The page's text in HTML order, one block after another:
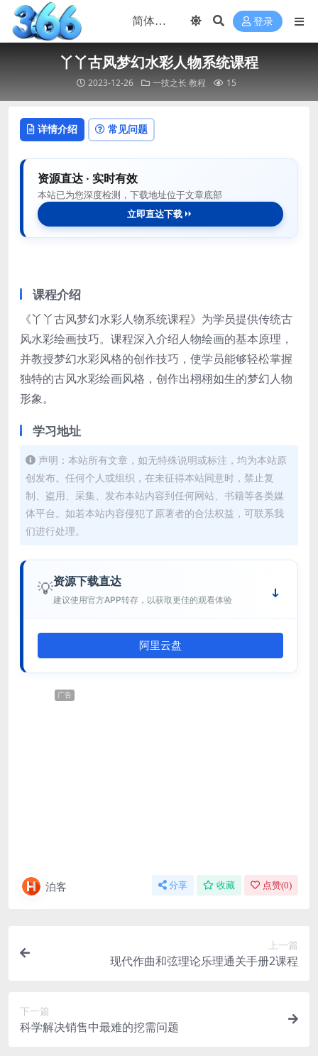
登录
丫丫古风梦幻水彩人物系统课程
2023-12-26 一技之长 教程 15
详情介绍 常见问题
资源直达 · 实时有效
本站已为您深度检测，下载地址位于文章底部
立即直达下载
课程介绍
《丫丫古风梦幻水彩人物系统课程》为学员提供传统古
风水彩绘画技巧。课程深入介绍人物绘画的基本原理，
并教授梦幻水彩风格的创作技巧，使学员能够轻松掌握
独特的古风水彩绘画风格，创作出栩栩如生的梦幻人物
形象。
学习地址
声明：本站所有文章，如无特殊说明或标注，均为本站原
创发布。任何个人或组织，在未征得本站同意时，禁止复
制、盗用、采集、发布本站内容到任何网站、书籍等各类媒
体平台。如若本站内容侵犯了原著者的合法权益，可联系我
们进行处理。
💡资源下载直达
建议使用官方APP转存，以获取更佳的观看体验
阿里云盘
广告
泊客 分享 收藏 点赞(0)
上一篇
现代作曲和弦理论乐理通关手册2课程
下一篇
科学解决销售中最难的挖需问题